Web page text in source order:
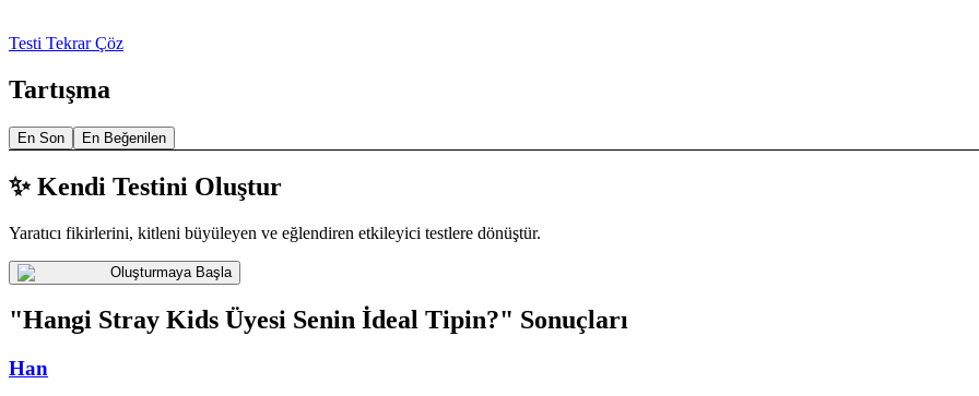
Testi Tekrar Çöz
Tartışma
En Son En Beğenilen
✨ Kendi Testini Oluştur
Yaratıcı fikirlerini, kitleni büyüleyen ve eğlendiren etkileyici testlere dönüştür.
Oluşturmaya Başla
"Hangi Stray Kids Üyesi Senin İdeal Tipin?" Sonuçları
Han